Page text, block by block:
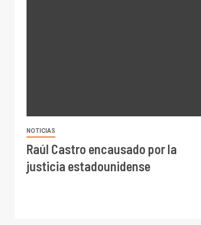
NOTICIAS
Raúl Castro encausado por la
justicia estadounidense